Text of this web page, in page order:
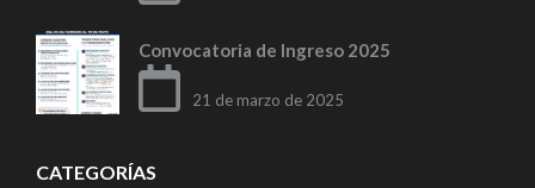
Convocatoria de Ingreso 2025
21 de marzo de 2025
CATEGORÍAS